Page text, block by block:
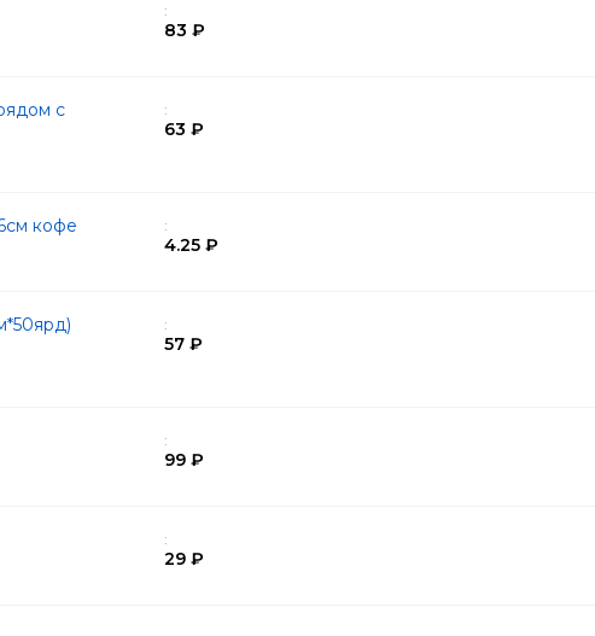
:
83 ₽
с :
63 ₽
кофе :
4.25 ₽
:
57 ₽
:
99 ₽
:
29 ₽